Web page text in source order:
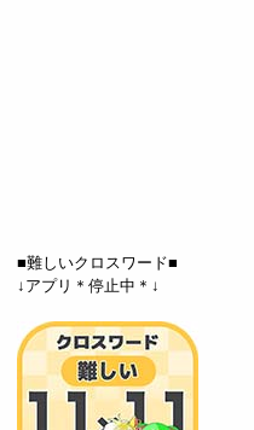
■難しいクロスワード■
↓アプリ＊停止中＊↓